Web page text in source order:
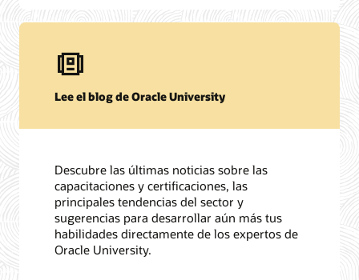
Lee el blog de Oracle University
Descubre las últimas noticias sobre las
capacitaciones y certificaciones, las
principales tendencias del sector y
sugerencias para desarrollar aún más tus
habilidades directamente de los expertos de
Oracle University.